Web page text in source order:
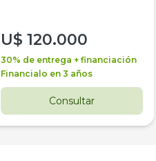
U$ 120.000
30% de entrega + financiación
Financialo en 3 años
Consultar